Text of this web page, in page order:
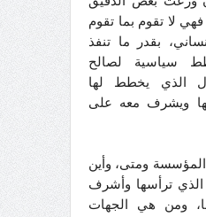
فهي لا تقوم بما تقوم
بقدر ما تنفذ
سياسية لصالح
الذي يخطط لها
ويشرف معه على
ومتى، وأين
ترأسها وأشرف
ومن هي الجهات